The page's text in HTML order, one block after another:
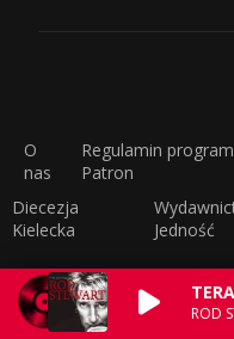
ROD
O
nas
Regulamin
Patron
Diecezja
Kielecka
Jedność